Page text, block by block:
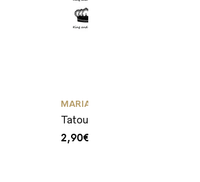
MARIAGE
Tatouage Couronne Roi et
2,90€